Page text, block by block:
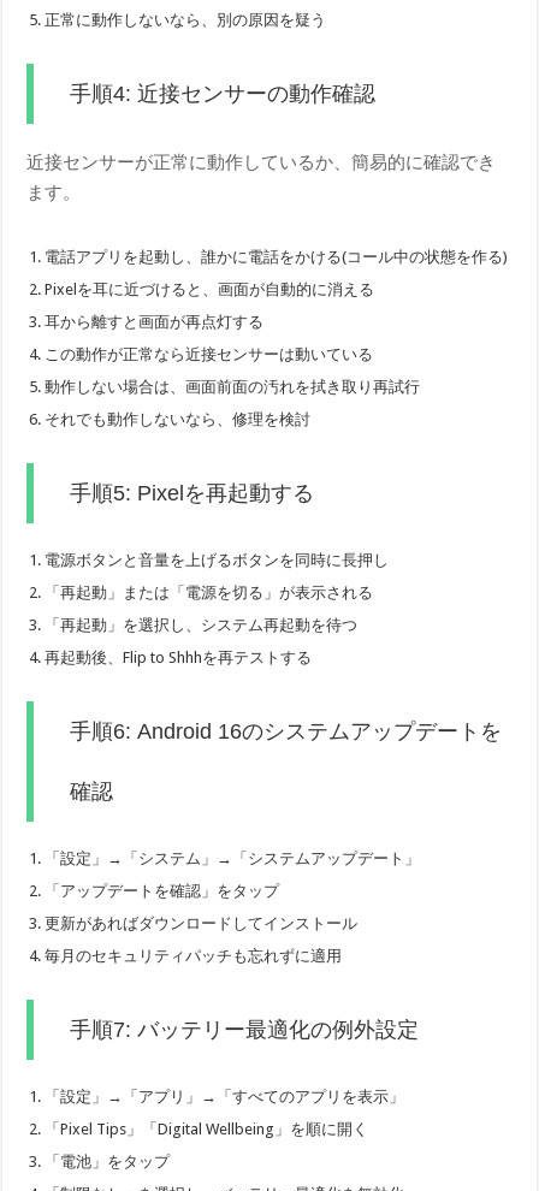
正常に動作しないなら、別の原因を疑う
手順4: 近接センサーの動作確認
近接センサーが正常に動作しているか、簡易的に確認でき
ます。
電話アプリを起動し、誰かに電話をかける(コール中の状態を作る)
Pixelを耳に近づけると、画面が自動的に消える
耳から離すと画面が再点灯する
この動作が正常なら近接センサーは動いている
動作しない場合は、画面前面の汚れを拭き取り再試行
それでも動作しないなら、修理を検討
手順5: Pixelを再起動する
電源ボタンと音量を上げるボタンを同時に長押し
「再起動」または「電源を切る」が表示される
「再起動」を選択し、システム再起動を待つ
再起動後、Flip to Shhhを再テストする
手順6: Android 16のシステムアップデートを
確認
「設定」→「システム」→「システムアップデート」
「アップデートを確認」をタップ
更新があればダウンロードしてインストール
毎月のセキュリティパッチも忘れずに適用
手順7: バッテリー最適化の例外設定
「設定」→「アプリ」→「すべてのアプリを表示」
「Pixel Tips」「Digital Wellbeing」を順に開く
「電池」をタップ